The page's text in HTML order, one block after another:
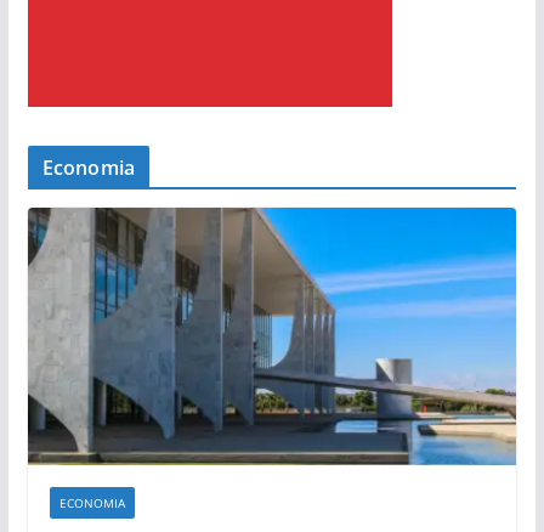
Economia
ECONOMIA